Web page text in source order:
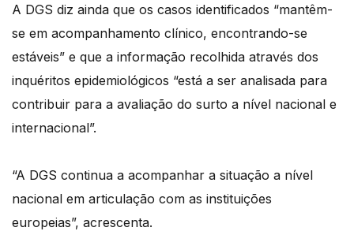
A DGS diz ainda que os casos identificados “mantêm-
se em acompanhamento clínico, encontrando-se
estáveis” e que a informação recolhida através dos
inquéritos epidemiológicos “está a ser analisada para
contribuir para a avaliação do surto a nível nacional e
internacional”.
“A DGS continua a acompanhar a situação a nível
nacional em articulação com as instituições
europeias”, acrescenta.